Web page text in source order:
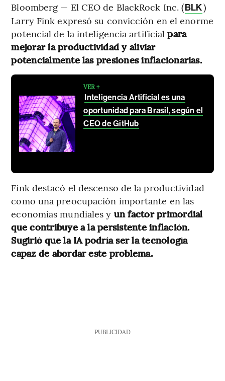
Bloomberg — El CEO de BlackRock Inc. (BLK)
Larry Fink expresó su convicción en el enorme
potencial de la inteligencia artificialpara
mejorar la productividad y aliviar
potencialmente las presiones inflacionarias.
VER +
Inteligencia Artificial es una
oportunidad para Brasil, según el
CEO de GitHub
Fink destacó el descenso de la productividad
como una preocupación importante en las
economías mundiales y un factor primordial
que contribuye a la persistente inflación.
Sugirió que la IA podría ser la tecnología
capaz de abordar este problema.
PUBLICIDAD